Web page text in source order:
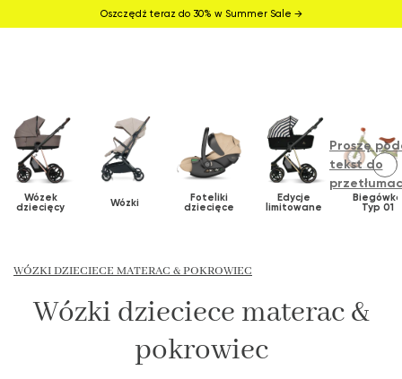
Oszczędź teraz do 30% w Summer Sale →
Wózek
dziecięcy Wózki Foteliki
dziecięce
Edycje
limitowane
Biegówka
Typ 01
Proszę
tekst do
WÓZKI DZIECIECE MATERAC & POKROWIEC
Wózki dzieciece materac &
pokrowiec